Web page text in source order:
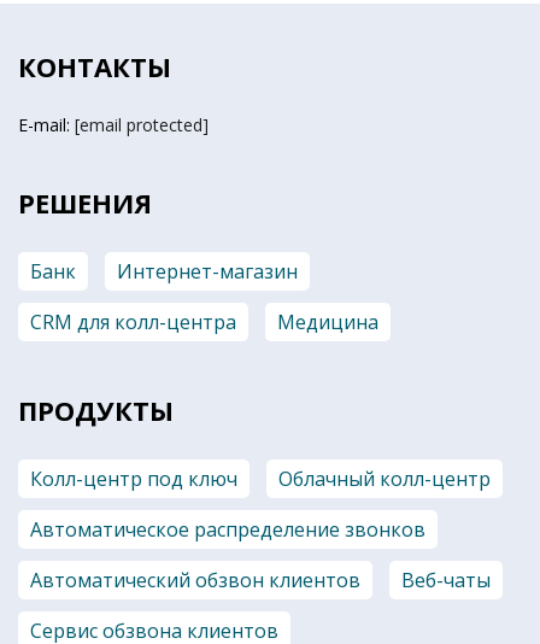
КОНТАКТЫ
E-mail: [email protected]
РЕШЕНИЯ
Банк
Интернет-магазин
CRM для колл-центра
Медицина
ПРОДУКТЫ
Колл-центр под ключ
Облачный колл-центр
Автоматическое распределение звонков
Автоматический обзвон клиентов
Веб-чаты
Сервис обзвона клиентов